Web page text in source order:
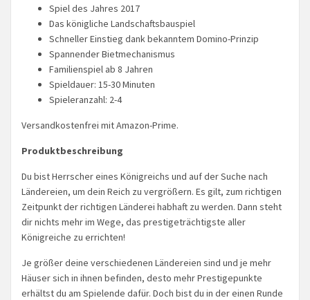
Spiel des Jahres 2017
Das königliche Landschaftsbauspiel
Schneller Einstieg dank bekanntem Domino-Prinzip
Spannender Bietmechanismus
Familienspiel ab 8 Jahren
Spieldauer: 15-30 Minuten
Spieleranzahl: 2-4
Versandkostenfrei mit Amazon-Prime.
Produktbeschreibung
Du bist Herrscher eines Königreichs und auf der Suche nach
Ländereien, um dein Reich zu vergrößern. Es gilt, zum richtigen
Zeitpunkt der richtigen Länderei habhaft zu werden. Dann steht
dir nichts mehr im Wege, das prestigeträchtigste aller
Königreiche zu errichten!
Je größer deine verschiedenen Ländereien sind und je mehr
Häuser sich in ihnen befinden, desto mehr Prestigepunkte
erhältst du am Spielende dafür. Doch bist du in der einen Runde